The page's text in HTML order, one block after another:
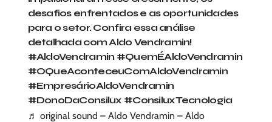
desafios enfrentados e as oportunidades
para o setor. Confira essa análise
detalhada com Aldo Vendramin!
#AldoVendramin #QuemÉAldoVendramin
#OQueAconteceuComAldoVendramin
#EmpresárioAldoVendramin
#DonoDaConsilux #ConsiluxTecnologia
♬ original sound – Aldo Vendramin – Aldo